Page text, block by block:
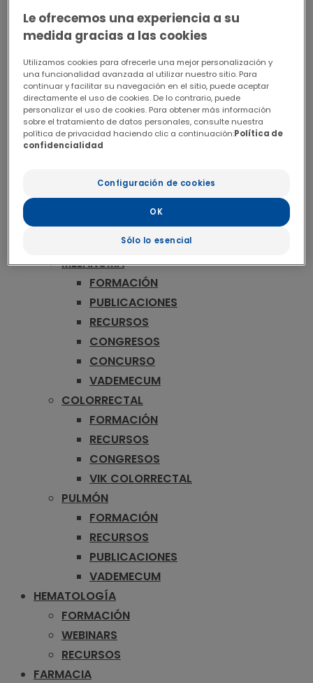
UROLOGÍA
FORMACIÓN
PUBLICACIONES
WEBINARS
RECURSOS
VADEMECUM
ONCOLOGÍA
MAMA
RECURSOS
CONGRESOS
CONCURSO
VADEMECUM
MELANOMA
FORMACIÓN
PUBLICACIONES
RECURSOS
CONGRESOS
CONCURSO
VADEMECUM
COLORRECTAL
FORMACIÓN
RECURSOS
CONGRESOS
VIK COLORRECTAL
PULMÓN
FORMACIÓN
RECURSOS
PUBLICACIONES
VADEMECUM
HEMATOLOGÍA
FORMACIÓN
WEBINARS
RECURSOS
FARMACIA
Le ofrecemos una experiencia a su
medida gracias a las cookies
Utilizamos cookies para ofrecerle una mejor personalización y
una funcionalidad avanzada al utilizar nuestro sitio. Para
continuar y facilitar su navegación en el sitio, puede aceptar
directamente el uso de cookies. De lo contrario, puede
personalizar el uso de cookies. Para obtener más información
sobre el tratamiento de datos personales, consulte nuestra
política de privacidad haciendo clic a continuación:Política de
confidencialidad
Configuración de cookies
Sólo lo esencial
OK